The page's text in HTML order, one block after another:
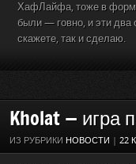
ХафЛайфа, тоже в
были — говно, и эти два
скажете, так и сделаю.
Kholat — игра
ИЗ РУБРИКИ НОВОСТИ | 22